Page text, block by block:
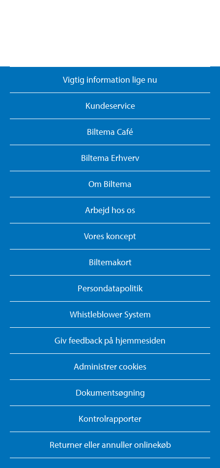
Vigtig information lige nu
Kundeservice
Biltema Café
Biltema Erhverv
Om Biltema
Arbejd hos os
Vores koncept
Biltemakort
Persondatapolitik
Whistleblower System
Giv feedback på hjemmesiden
Administrer cookies
Dokumentsøgning
Kontrolrapporter
Returner eller annuller onlinekøb